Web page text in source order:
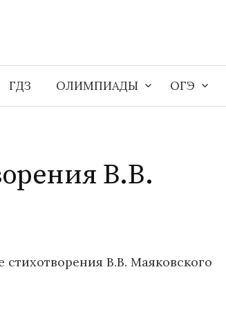
ГДЗ ОЛИМПИАДЫ ОГЭ
В.В.
стихотворения В.В. Маяковского